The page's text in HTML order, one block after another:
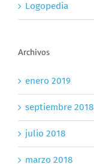
Logopedia
Archivos
enero 2019
septiembre 2018
julio 2018
marzo 2018